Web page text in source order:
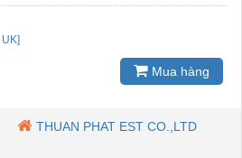
UK]
Mua hàng
THUAN PHAT EST CO.,LTD